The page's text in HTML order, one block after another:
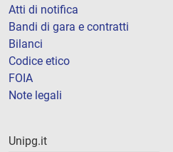
Atti di notifica
Bandi di gara e contratti
Bilanci
Codice etico
FOIA
Note legali
Unipg.it